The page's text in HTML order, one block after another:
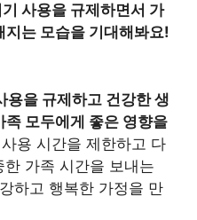
사용을 규제하면서 가
지는 모습을 기대해봐요!
용을 규제하고 건강한 생
족 모두에게 좋은 영향을
용 시간을 제한하고 다
가족 시간을 보내는
하고 행복한 가정을 만